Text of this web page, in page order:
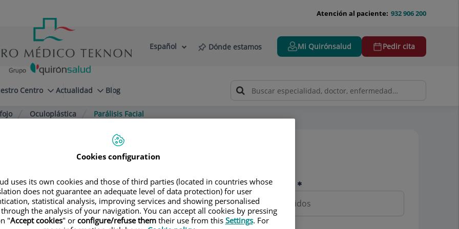
932 906 200
Atención al paciente:
Selector
Idioma
Español Dónde estamos Mi Quirónsalud Pedir cita
Centro Actualidad Blog
Oculoplástica Parálisis Facial
Agrafojo Nombre y apellidos
Cookies configuration
uses its own cookies and those of third parties (located in countries whose
does not guarantee an adequate level of data protection) for user
statistical analysis, improving services and showing personalised
the analysis of your navigation. You can accept all cookies by pressing
"Accept cookies" or configure/refuse themtheir use from this Settings. For